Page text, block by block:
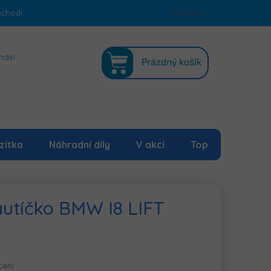
Podmínky ochrany osobních údajů Mapa serveru
Přihlášení
KOŠÍK
Prázdný košík
Náhradní díly V akci Top
BMW I8 LIFT